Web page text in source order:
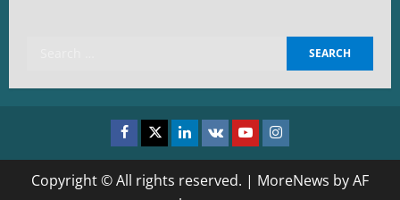
Facebook
TwitterLinkedin
VK YoutubeInstagram
Copyright © All rights reserved. | MoreNews by AF